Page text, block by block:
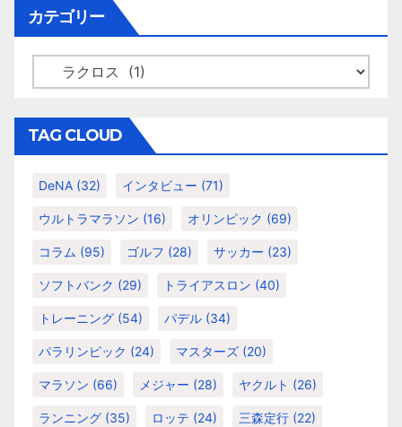
イ
ブ
カテゴリー
テ
リ
ー
TAG CLOUD
DeNA (32) インタビュー (71)
ウルトラマラソン (16) オリンピック (69)
コラム (95) ゴルフ (28) サッカー (23)
ソフトバンク (29) トライアスロン (40)
トレーニング (54) パデル (34)
パラリンピック (24) マスターズ (20)
マラソン (66) メジャー (28) ヤクルト (26)
ランニング (35) ロッテ (24) 三森定行 (22)